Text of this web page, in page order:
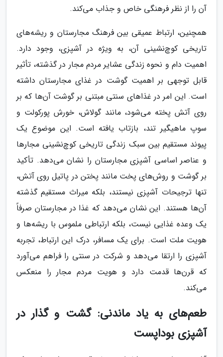
آن را از نظر فرهنگی خاص و جذاب می‌کند.
همچنین، ارتباط عمیقی بین فرهنگ مجارستان و ریشه‌های
تاریخی کوچ‌نشینی آن، به ویژه در آشپزی، وجود دارد.
اهمیت دام و نحوه زندگی عشایر مردم مجار در گذشته، تأثیر
قابل توجهی بر اهمیت گوشت در غذای مجارستان داشته
است. این امر در غذاهای سنتی مبتنی بر گوشت آن‌ها که بر
روی آتش پخته می‌شود، مانند گولاش، خورش پورکولت و
سوپ ماهیگیر تند، بازتاب یافته است. این موضوع یک
پیوند مستقیم بین سبک زندگی تاریخی کوچ‌نشینی مجارها
و عناصر اساسی آشپزی مجارستان را نشان می‌دهد. تأکید
بر گوشت و روش‌های پخت مانند پختن در پاتیل روی آتش،
تنها ترجیحات آشپزی نیستند، بلکه میراث مستقیم گذشته
آن‌ها هستند. این نشان می‌دهد که غذا در مجارستان صرفاً
یک وعده غذایی نیست، بلکه ارتباطی ملموس با ریشه‌ها و
هویت ملت است. برای یک مسافر، درک این ارتباط، تجربه
آشپزی را ارتقا می‌دهد و شرکت در سنتی را فراهم می‌آورد
که قرن‌ها قدمت دارد و هویت مردم مجار را منعکس
می‌کند.
طعم‌های به یاد ماندنی: گشت و گذار در
آشپزی بوداپست